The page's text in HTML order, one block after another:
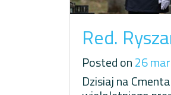
Red.
Posted on26
Dzisiaj na